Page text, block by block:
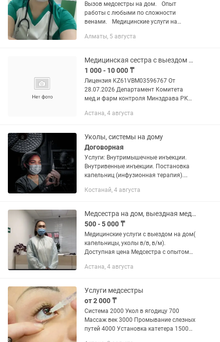
Вызов медсестры на дом. Опыт
работы с любыми по сложности
венами. Медицинские услуги на
отравлении - Капельницы при
Капельницы от...
Алматы, 5 августа
Медицинская сестра с выездом на дом
1 000 - 10 000 ₸
Лицензия KZ61VBM03596767 От
28.07.2026 Департамент Комитета
мед.и фарм контроля Минздрава РК
и детям -внутривенные инфузии
Астана, 4 августа
Уколы, системы на дому
Договорная
Услуги: Внутримышечные инъекции.
Внутривенные инъекции. Постановка
капельниц (инфузионная терапия).
Перевязки и обработка ран. Снятие
Костанай, 4 августа
Медсестра на дом, выездная медсестра
500 - 5 000 ₸
Медицинские услуги с выездом на дом(
капельницы, уколы в/в, в/м).
Доступная цена Медсестра с опытом
Работаю со сложными венами. -...
Астана, 4 августа
Услуги медсестры
от 2 000 ₸
Система 2000 Укол в ягодицу 700
Массаж век 3000 Промывание слезных
путей 4000 Установка катетера 1500